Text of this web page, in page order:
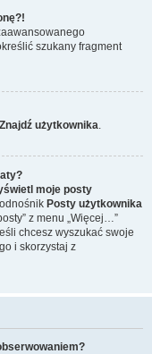
szukany fragment
Znajdź użytkownika.
moje posty
Posty użytkownika
z menu „Więcej…”
chcesz wyszukać swoje
i skorzystaj z